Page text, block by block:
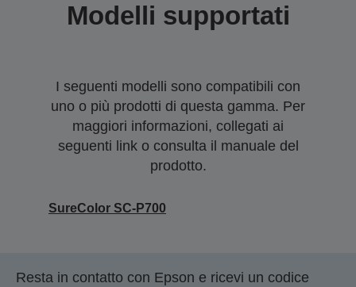
Modelli supportati
I seguenti modelli sono compatibili con
uno o più prodotti di questa gamma. Per
maggiori informazioni, collegati ai
seguenti link o consulta il manuale del
prodotto.
SureColor SC-P700
Resta in contatto con Epson e ricevi un codice